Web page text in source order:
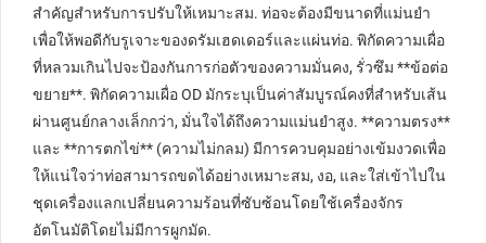
สำคัญสำหรับการปรับให้เหมาะสม. ท่อจะต้องมีขนาดที่แม่นยำ
เพื่อให้พอดีกับรูเจาะของดรัมเฮดเดอร์และแผ่นท่อ. พิกัดความเผื่อ
ที่หลวมเกินไปจะป้องกันการก่อตัวของความมั่นคง, รั่วซึม **ข้อต่อ
ขยาย**. พิกัดความเผื่อ OD มักระบุเป็นค่าสัมบูรณ์คงที่สำหรับเส้น
ผ่านศูนย์กลางเล็กกว่า, มั่นใจได้ถึงความแม่นยำสูง. **ความตรง**
และ **การตกไข่** (ความไม่กลม) มีการควบคุมอย่างเข้มงวดเพื่อ
ให้แน่ใจว่าท่อสามารถขดได้อย่างเหมาะสม, งอ, และใส่เข้าไปใน
ชุดเครื่องแลกเปลี่ยนความร้อนที่ซับซ้อนโดยใช้เครื่องจักร
อัตโนมัติโดยไม่มีการผูกมัด.